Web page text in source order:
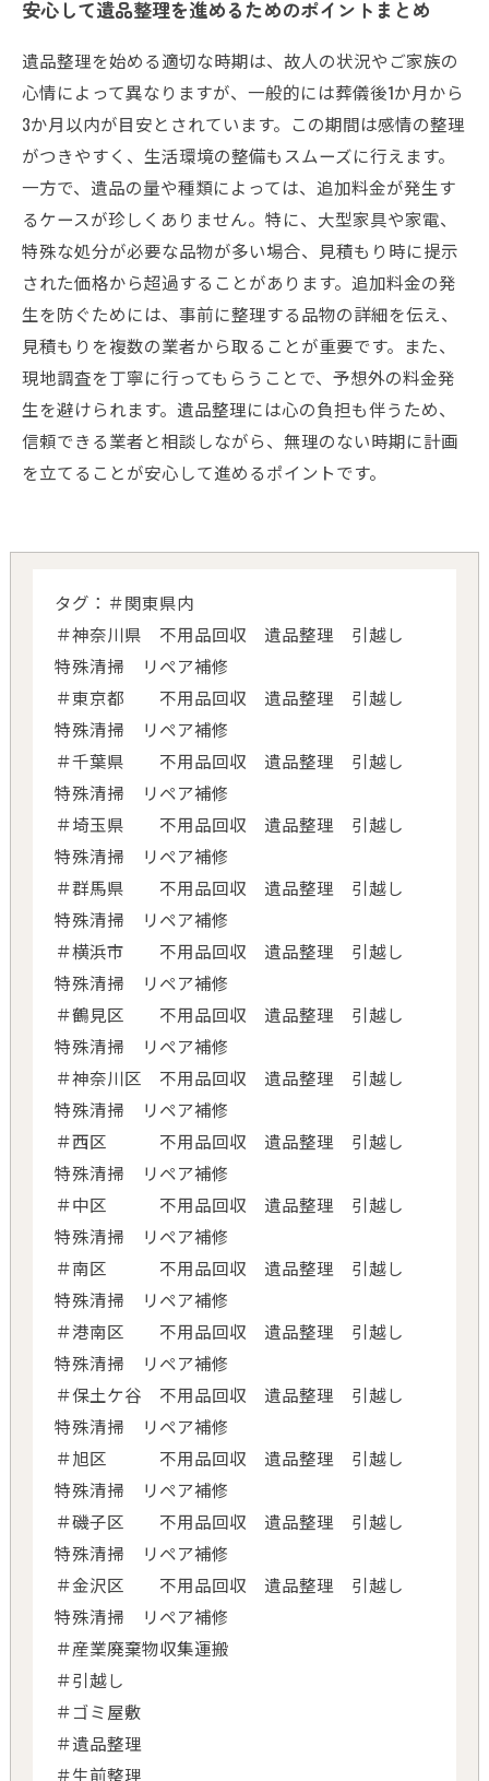
安心して遺品整理を進めるためのポイントまとめ
遺品整理を始める適切な時期は、故人の状況やご家族の
心情によって異なりますが、一般的には葬儀後1か月から
3か月以内が目安とされています。この期間は感情の整理
がつきやすく、生活環境の整備もスムーズに行えます。
一方で、遺品の量や種類によっては、追加料金が発生す
るケースが珍しくありません。特に、大型家具や家電、
特殊な処分が必要な品物が多い場合、見積もり時に提示
された価格から超過することがあります。追加料金の発
生を防ぐためには、事前に整理する品物の詳細を伝え、
見積もりを複数の業者から取ることが重要です。また、
現地調査を丁寧に行ってもらうことで、予想外の料金発
生を避けられます。遺品整理には心の負担も伴うため、
信頼できる業者と相談しながら、無理のない時期に計画
を立てることが安心して進めるポイントです。
タグ：＃関東県内
＃神奈川県 不用品回収 遺品整理 引越し
特殊清掃 リペア補修
＃東京都 不用品回収 遺品整理 引越し
特殊清掃 リペア補修
＃千葉県 不用品回収 遺品整理 引越し
特殊清掃 リペア補修
＃埼玉県 不用品回収 遺品整理 引越し
特殊清掃 リペア補修
＃群馬県 不用品回収 遺品整理 引越し
特殊清掃 リペア補修
＃横浜市 不用品回収 遺品整理 引越し
特殊清掃 リペア補修
＃鶴見区 不用品回収 遺品整理 引越し
特殊清掃 リペア補修
＃神奈川区 不用品回収 遺品整理 引越し
特殊清掃 リペア補修
＃西区 不用品回収 遺品整理 引越し
特殊清掃 リペア補修
＃中区 不用品回収 遺品整理 引越し
特殊清掃 リペア補修
＃南区 不用品回収 遺品整理 引越し
特殊清掃 リペア補修
＃港南区 不用品回収 遺品整理 引越し
特殊清掃 リペア補修
＃保土ケ谷 不用品回収 遺品整理 引越し
特殊清掃 リペア補修
＃旭区 不用品回収 遺品整理 引越し
特殊清掃 リペア補修
＃磯子区 不用品回収 遺品整理 引越し
特殊清掃 リペア補修
＃金沢区 不用品回収 遺品整理 引越し
特殊清掃 リペア補修
＃産業廃棄物収集運搬
＃引越し
＃ゴミ屋敷
＃遺品整理
＃生前整理